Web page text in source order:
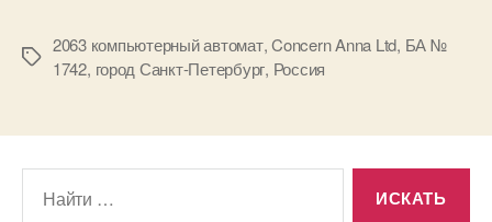
Метки
2063 компьютерный автомат,Concern Anna Ltd, БА №
1742, город Санкт-Петербург, Россия